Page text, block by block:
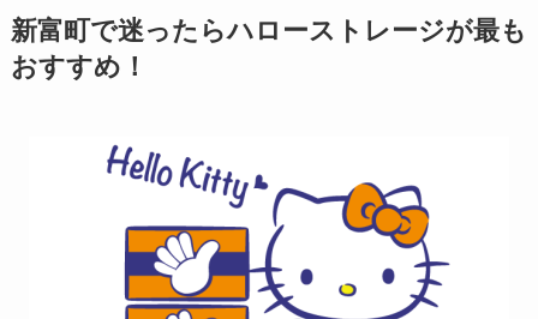
新富町で迷ったらハローストレージが最も
おすすめ！